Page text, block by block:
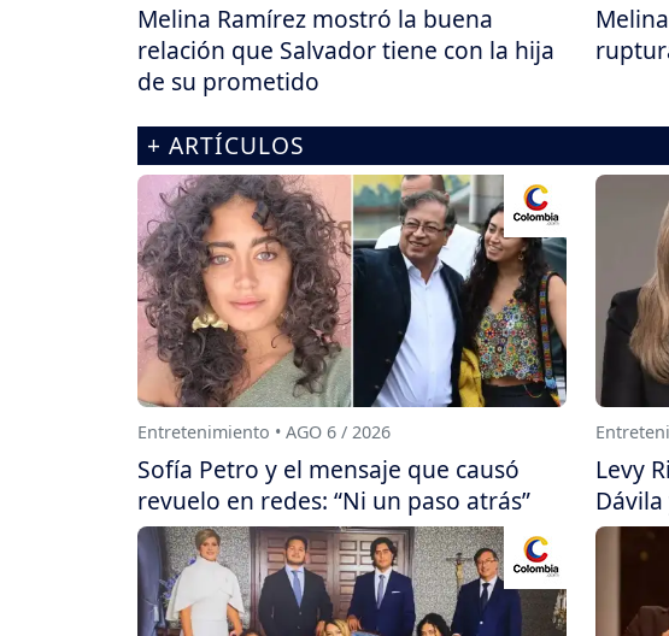
Melina Ramírez mostró la buena
relación que Salvador tiene con la hija
de su prometido
+ ARTÍCULOS
Entretenimiento • AGO 6 / 2026
Sofía Petro y el mensaje que causó
revuelo en redes: “Ni un paso atrás”
Levy